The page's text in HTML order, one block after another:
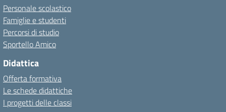
Personale scolastico
Famiglie e studenti
Percorsi di studio
Sportello Amico
Didattica
Offerta formativa
Le schede didattiche
I progetti delle classi